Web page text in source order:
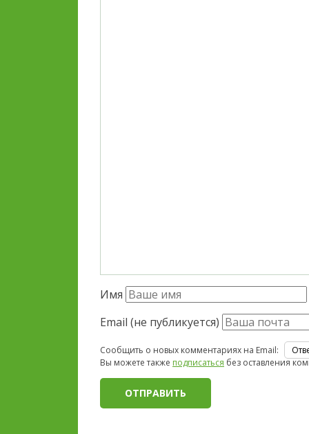
Имя
Email (не публикуется)
Сообщить о новых комментариях на Email:
Вы можете также подписаться без оставления